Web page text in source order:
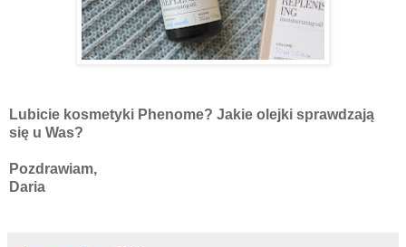
Lubicie kosmetyki Phenome? Jakie olejki sprawdzają
się u Was?
Pozdrawiam,
Daria